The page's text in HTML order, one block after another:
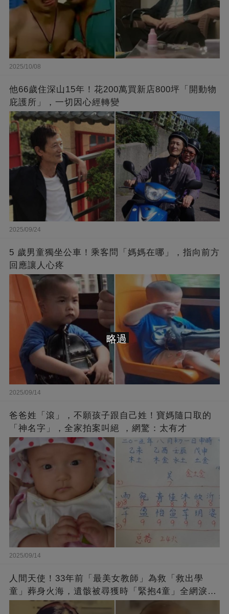
2025/10/08
他66歲住深山15年！花200萬買新店800坪「開動物
庇護所」，一切因心經轉變
2025/09/24
5 歲男童獨坐公車！乘客問「媽媽在哪」，指向前方
回應讓人心疼
2025/09/14
爸爸姓「滾」，不願孩子跟自己姓！寶媽隨口取的
「神名字」，全家拍案叫絕 ，網驚：太有才
2025/09/14
人間天使！33年前「最美女教師」為救「救出學
童」葬身火海，遺骸被尋獲時「緊抱4童」全網淚
崩：真正的英雄不該被遺忘
略過